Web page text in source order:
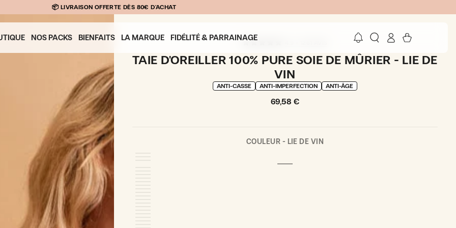
📦 LIVRAISON OFFERTE DÈS 80€ D'ACHAT
NOS PACKS BIENFAITS LA MARQUE FIDÉLITÉ & PARRAINAGE Connexion
Panier
TAIE D'OREILLER 100% PURE SOIE DE MÛRIER - LIE DE
VIN
ANTI-CASSE ANTI-IMPERFECTION ANTI-ÂGE
Prix
69,58 €
COULEUR - LIE DE VIN